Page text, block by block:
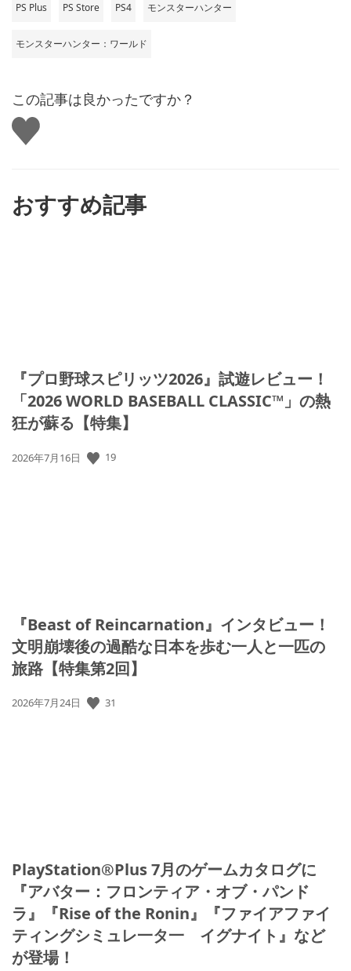
PS Plus PS Store PS4 モンスターハンター
モンスターハンター：ワールド
この記事は良かったですか？
い
い
おすすめ記事
『プロ野球スピリッツ2026』試遊レビュー！
「2026 WORLD BASEBALL CLASSIC™」の熱
狂が蘇る【特集】
公
2026年7月16日 19
『Beast of Reincarnation』インタビュー！
文明崩壊後の過酷な日本を歩む一人と一匹の
旅路【特集第2回】
公
2026年7月24日 31
PlayStation®Plus 7月のゲームカタログに
『アバター：フロンティア・オブ・パンド
ラ』『Rise of the Ronin』『ファイアファイ
ティングシミュレ一タ一 イグナイト』など
が登場！